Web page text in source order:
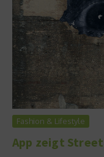
Fashion & Lifestyle
App zeigt